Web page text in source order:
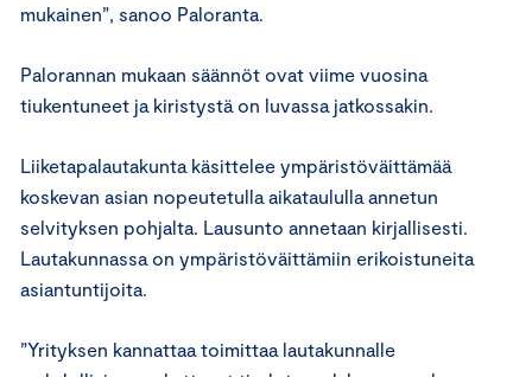
mukainen”, sanoo Paloranta.
Palorannan mukaan säännöt ovat viime vuosina
tiukentuneet ja kiristystä on luvassa jatkossakin.
Liiketapalautakunta käsittelee ympäristöväittämää
koskevan asian nopeutetulla aikataululla annetun
selvityksen pohjalta. Lausunto annetaan kirjallisesti.
Lautakunnassa on ympäristöväittämiin erikoistuneita
asiantuntijoita.
”Yrityksen kannattaa toimittaa lautakunnalle